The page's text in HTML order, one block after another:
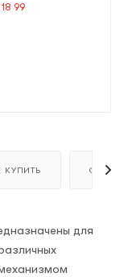
99
КУПИТЬ ОПЛАТА
для